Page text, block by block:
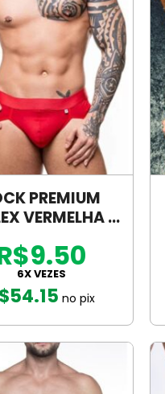
PREMIUM
VERMELHA –
54.15 no pix
6X VEZES